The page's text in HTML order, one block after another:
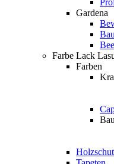
Gardena
Farbe Lack
Farben